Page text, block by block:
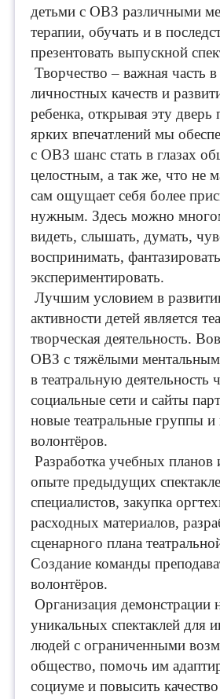
детьми с ОВЗ различными
терапии, обучать и в
презентовать выпускной
Творчество – важная часть
личностных качеств и
ребенка, открывая эту
ярких впечатлений мы
с ОВЗ шанс стать в глазах
целостным, а так же, что не
сам ощущает себя более
нужным. Здесь можно
видеть, слышать, думать,
воспринимать,
экспериментировать.
Лучшим условием в р
активности детей является
творческая деятельность.
ОВЗ с тяжёлыми
в театральную деятельность
социальные сети и сайты
новые театральные группы
волонтёров.
Разработка учебных планов
опыте предыдущих
специалистов, закупка
расходных материалов,
сценарного плана
Создание команды
волонтёров.
Организация демонстрации
уникальных спектаклей для
людей с ограниченными
общество, помочь им
социуме и повысить